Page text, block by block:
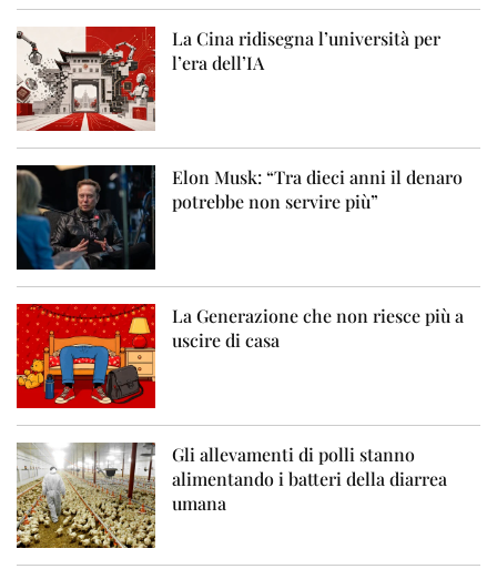
La Cina ridisegna l’università per
l’era dell’IA
Elon Musk: “Tra dieci anni il denaro
potrebbe non servire più”
La Generazione che non riesce più a
uscire di casa
Gli allevamenti di polli stanno
alimentando i batteri della diarrea
umana